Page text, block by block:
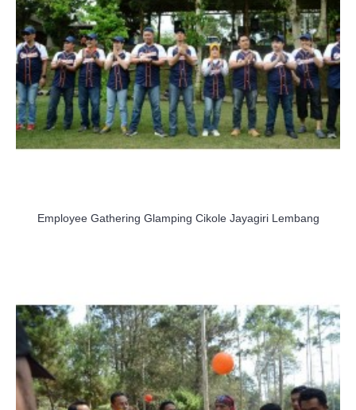
Employee Gathering Glamping Cikole Jayagiri Lembang